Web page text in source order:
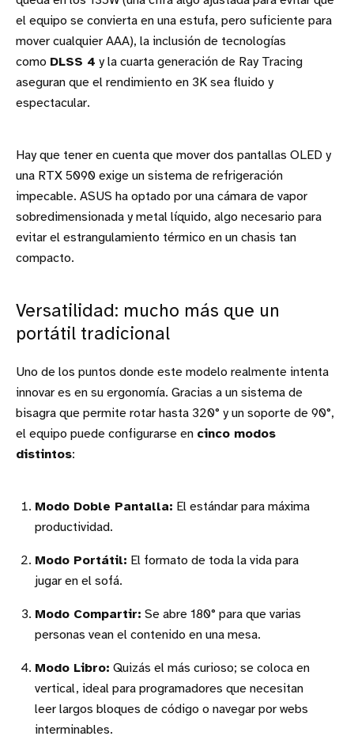
el equipo se convierta en una estufa, pero suficiente para
mover cualquier AAA), la inclusión de tecnologías
como DLSS 4 y la cuarta generación de Ray Tracing
aseguran que el rendimiento en 3K sea fluido y
espectacular.
Hay que tener en cuenta que mover dos pantallas OLED y
una RTX 5090 exige un sistema de refrigeración
impecable. ASUS ha optado por una cámara de vapor
sobredimensionada y metal líquido, algo necesario para
evitar el estrangulamiento térmico en un chasis tan
compacto.
Versatilidad: mucho más que un
portátil tradicional
Uno de los puntos donde este modelo realmente intenta
innovar es en su ergonomía. Gracias a un sistema de
bisagra que permite rotar hasta 320° y un soporte de 90°,
el equipo puede configurarse en cinco modos
distintos:
Modo Doble Pantalla: El estándar para máxima
productividad.
Modo Portátil: El formato de toda la vida para
jugar en el sofá.
Modo Compartir: Se abre 180° para que varias
personas vean el contenido en una mesa.
Modo Libro: Quizás el más curioso; se coloca en
vertical, ideal para programadores que necesitan
leer largos bloques de código o navegar por webs
interminables.